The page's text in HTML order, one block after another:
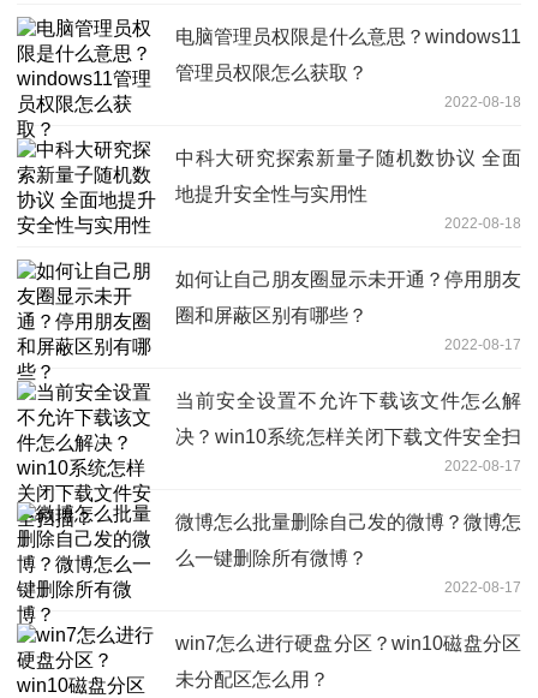
电脑管理员权限是什么意思？windows11
管理员权限怎么获取？
2022-08-18
中科大研究探索新量子随机数协议 全面
地提升安全性与实用性
2022-08-18
如何让自己朋友圈显示未开通？停用朋友
圈和屏蔽区别有哪些？
2022-08-17
当前安全设置不允许下载该文件怎么解
决？win10系统怎样关闭下载文件安全扫
2022-08-17
微博怎么批量删除自己发的微博？微博怎
么一键删除所有微博？
2022-08-17
win7怎么进行硬盘分区？win10磁盘分区
未分配区怎么用？